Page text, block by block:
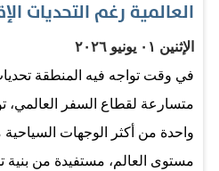
العالمية رغم التحديات
الإثنين ٠١ يونيو ٢٠٢٦
في وقت تواجه فيه المنطقة
متسارعة لقطاع السفر العالمي،
واحدة من أكثر الوجهات
مستوى العالم، مستفيدة من بنية